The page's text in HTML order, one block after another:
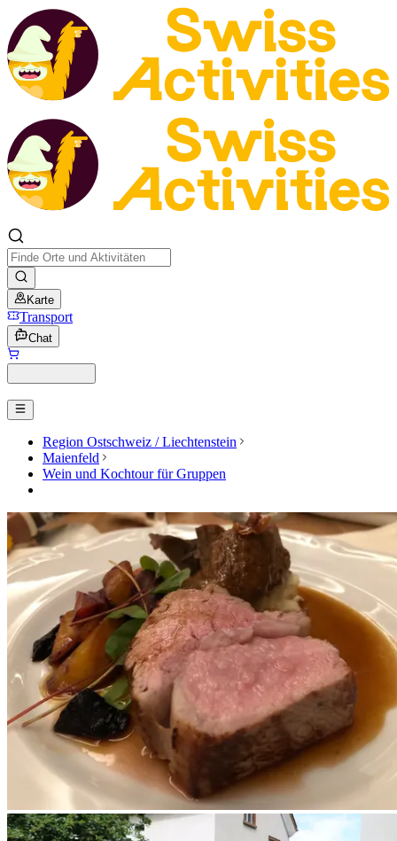
Karte
Transport
Chat
Region Ostschweiz / Liechtenstein
Maienfeld
Wein und Kochtour für Gruppen